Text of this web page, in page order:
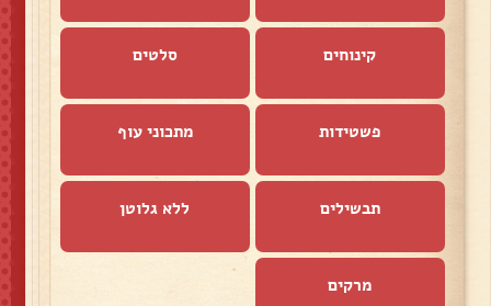
קינוחים סלטים
פשטידות מתכוני עוף
תבשילים ללא גלוטן
מרקים